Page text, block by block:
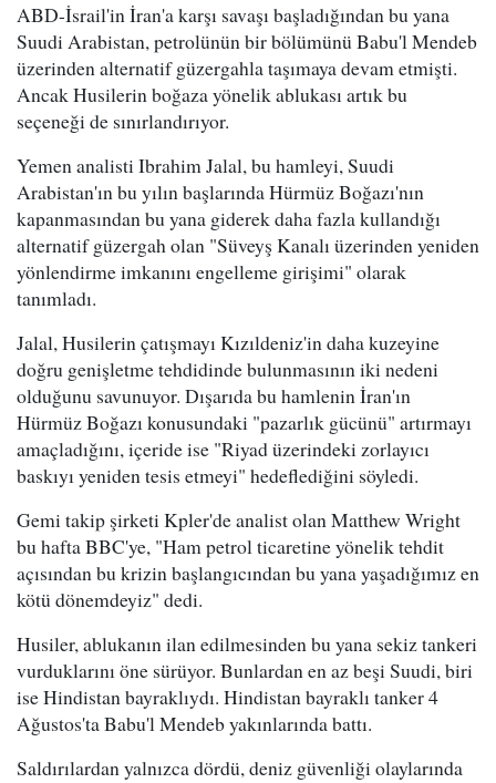
ABD-İsrail'in İran'a karşı savaşı başladığından bu yana
Suudi Arabistan, petrolünün bir bölümünü Babu'l Mendeb
üzerinden alternatif güzergahla taşımaya devam etmişti.
Ancak Husilerin boğaza yönelik ablukası artık bu
seçeneği de sınırlandırıyor.
Yemen analisti Ibrahim Jalal, bu hamleyi, Suudi
Arabistan'ın bu yılın başlarında Hürmüz Boğazı'nın
kapanmasından bu yana giderek daha fazla kullandığı
alternatif güzergah olan "Süveyş Kanalı üzerinden yeniden
yönlendirme imkanını engelleme girişimi" olarak
tanımladı.
Jalal, Husilerin çatışmayı Kızıldeniz'in daha kuzeyine
doğru genişletme tehdidinde bulunmasının iki nedeni
olduğunu savunuyor. Dışarıda bu hamlenin İran'ın
Hürmüz Boğazı konusundaki "pazarlık gücünü" artırmayı
amaçladığını, içeride ise "Riyad üzerindeki zorlayıcı
baskıyı yeniden tesis etmeyi" hedeflediğini söyledi.
Gemi takip şirketi Kpler'de analist olan Matthew Wright
bu hafta BBC'ye, "Ham petrol ticaretine yönelik tehdit
açısından bu krizin başlangıcından bu yana yaşadığımız en
kötü dönemdeyiz" dedi.
Husiler, ablukanın ilan edilmesinden bu yana sekiz tankeri
vurduklarını öne sürüyor. Bunlardan en az beşi Suudi, biri
ise Hindistan bayraklıydı. Hindistan bayraklı tanker 4
Ağustos'ta Babu'l Mendeb yakınlarında battı.
Saldırılardan yalnızca dördü, deniz güvenliği olaylarında